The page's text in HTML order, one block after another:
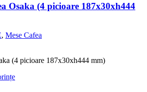
Osaka (4 picioare 187x30xh444
, Mese Cafea
(4 picioare 187x30xh444 mm)